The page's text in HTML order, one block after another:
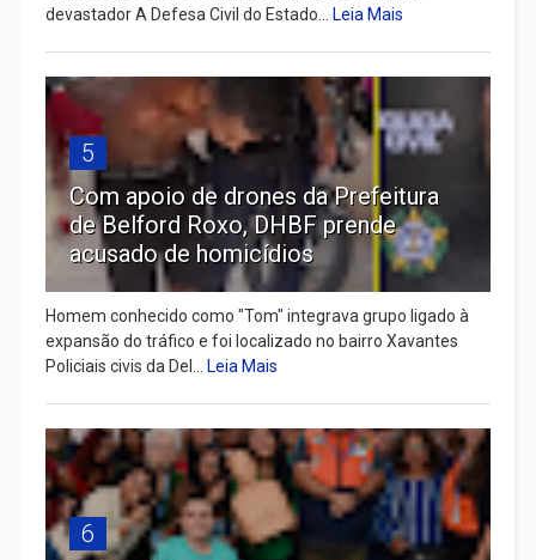
devastador A Defesa Civil do Estado...
Leia Mais
5
Com apoio de drones da Prefeitura
de Belford Roxo, DHBF prende
acusado de homicídios
Homem conhecido como "Tom" integrava grupo ligado à
expansão do tráfico e foi localizado no bairro Xavantes
Policiais civis da Del...
Leia Mais
6